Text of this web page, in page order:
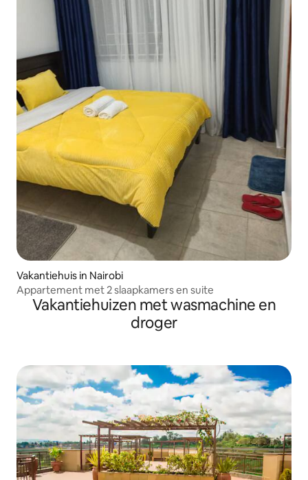
Vakantiehuis in Nairobi
Appartement met 2 slaapkamers en suite
Vakantiehuizen met wasmachine en
droger